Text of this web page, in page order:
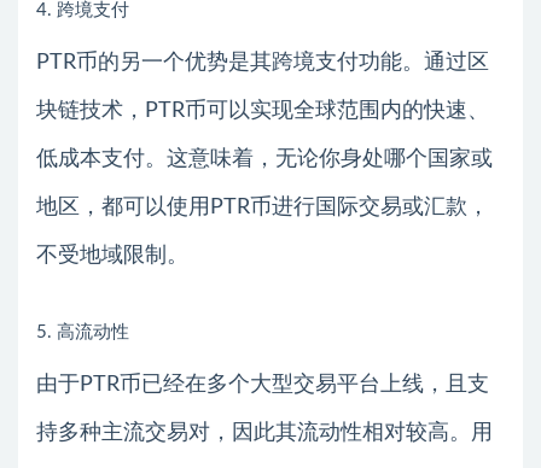
4. 跨境支付
PTR币的另一个优势是其跨境支付功能。通过区
块链技术，PTR币可以实现全球范围内的快速、
低成本支付。这意味着，无论你身处哪个国家或
地区，都可以使用PTR币进行国际交易或汇款，
不受地域限制。
5. 高流动性
由于PTR币已经在多个大型交易平台上线，且支
持多种主流交易对，因此其流动性相对较高。用